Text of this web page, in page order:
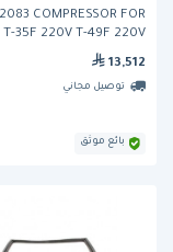
COMPRESSOR FOR
T-35F 220V T-49F 220V
13,512
توصيل مجاني
بائع موثق